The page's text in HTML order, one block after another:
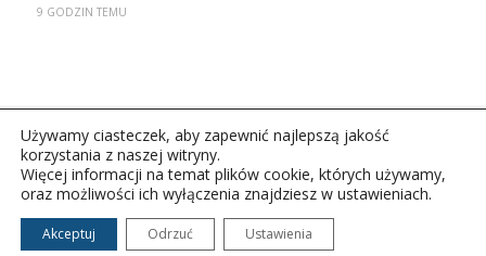
9 GODZIN TEMU
Copyright © 2026Polskie Radio Rzeszów S.A. w likwidacj.
Wszelkie prawa zastrzeżone.
Używamy ciasteczek, aby zapewnić najlepszą jakość
korzystania z naszej witryny.
Więcej informacji na temat plików cookie, których używamy,
oraz możliwości ich wyłączenia znajdziesz w ustawieniach.
Akceptuj Odrzuć Ustawienia